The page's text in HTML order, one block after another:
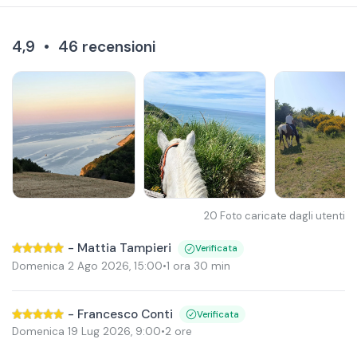
4,9 • 46 recensioni
20 Foto caricate dagli utenti
- Mattia Tampieri Verificata
Domenica 2 Ago 2026, 15:00•1 ora 30 min
- Francesco Conti Verificata
Domenica 19 Lug 2026, 9:00•2 ore